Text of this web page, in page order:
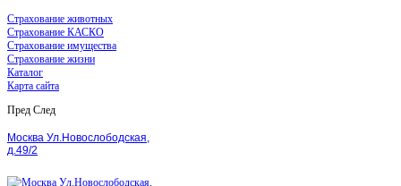
Страхование животных
Страхование КАСКО
Страхование имущества
Страхование жизни
Каталог
Карта сайта
Пред След
Москва Ул.Новослободская,
д.49/2